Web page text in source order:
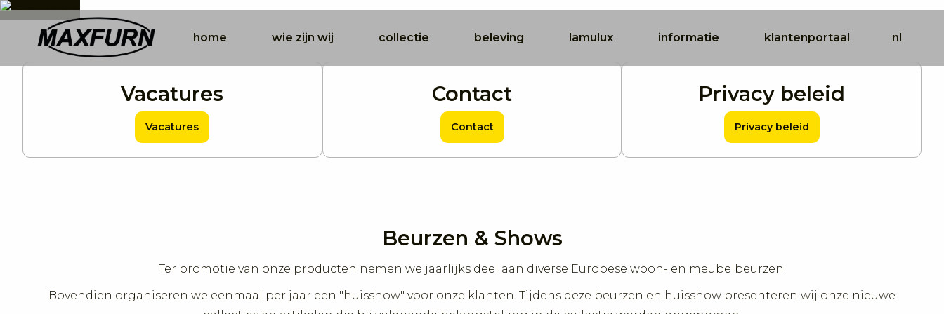
home wie zijn wij collectie beleving lamulux informatie klantenportaal nl
Vacatures
Vacatures
Contact
Contact
Privacy beleid
Privacy beleid
Beurzen & Shows
Ter promotie van onze producten nemen we jaarlijks deel aan diverse Europese woon- en meubelbeurzen.
Bovendien organiseren we eenmaal per jaar een "huisshow" voor onze klanten. Tijdens deze beurzen en huisshow presenteren wij onze nieuwe